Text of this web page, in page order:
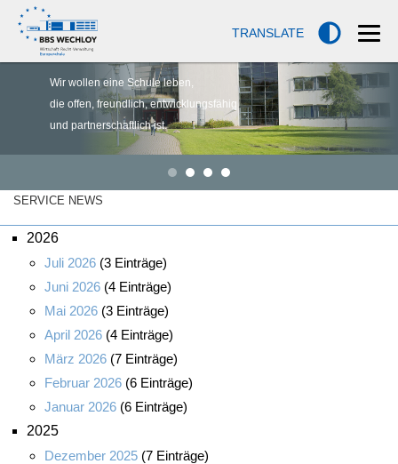
TRANSLATE
Wir wollen eine Schule leben,
die offen, freundlich, entwicklungsfähig
und partnerschaftlich ist.
SERVICE NEWS
2026
Juli 2026 (3 Einträge)
Juni 2026 (4 Einträge)
Mai 2026 (3 Einträge)
April 2026 (4 Einträge)
März 2026 (7 Einträge)
Februar 2026 (6 Einträge)
Januar 2026 (6 Einträge)
2025
Dezember 2025 (7 Einträge)